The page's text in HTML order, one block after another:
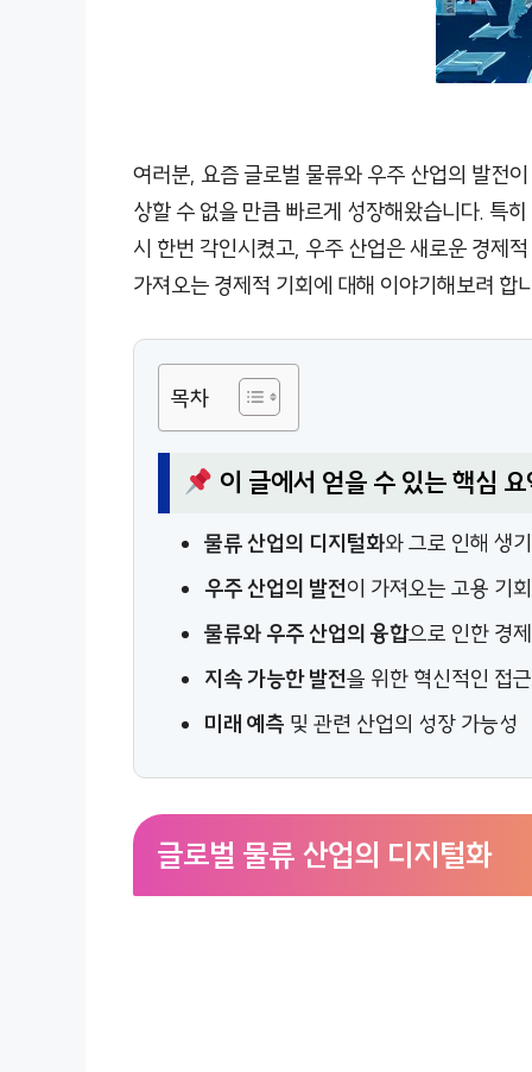
여러분, 요즘 글로벌 물류와 우주 산업의 발전
상할 수 없을 만큼 빠르게 성장해왔습니다. 특
시 한번 각인시켰고, 우주 산업은 새로운 경제
가져오는 경제적 기회에 대해 이야기해보려 합
목차
이 글에서 얻을 수 있는 핵심 요
물류 산업의 디지털화와 그로 인해 생
우주 산업의 발전이 가져오는 고용 기회
물류와 우주 산업의 융합으로 인한 경
지속 가능한 발전을 위한 혁신적인 접
미래 예측 및 관련 산업의 성장 가능성
글로벌 물류 산업의 디지털화